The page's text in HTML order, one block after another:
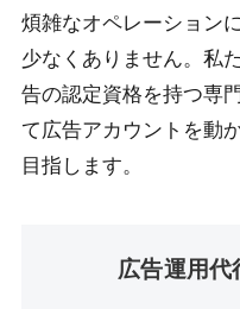
煩雑なオペレーション
少なくありません。私
告の認定資格を持つ専
て広告アカウントを動
目指します。
広告運用代